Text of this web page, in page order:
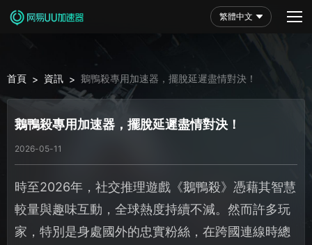
繁體中文
首頁 > 資訊 > 鵝鴨殺專用加速器，擺脫延遲盡情對決！
鵝鴨殺專用加速器，擺脫延遲盡情對決！
2026-05-11
時至2026年，社交推理遊戲《鵝鴨殺》憑藉其智慧
較量與趣味互動，全球熱度持續不減。然而許多玩
家，特別是身處國外的忠實粉絲，在跨國連線時總